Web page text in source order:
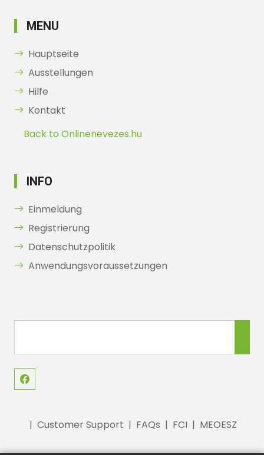
MENU
Hauptseite
Ausstellungen
Hilfe
Kontakt
Back to Onlinenevezes.hu
INFO
Einmeldung
Registrierung
Datenschutzpolitik
Anwendungsvoraussetzungen
| Customer Support | FAQs | FCI | MEOESZ